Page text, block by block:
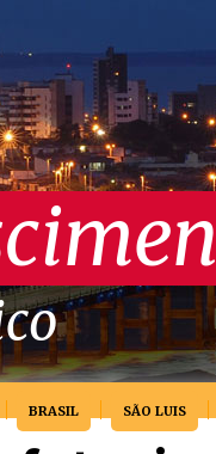
BRASIL SÃO LUIS